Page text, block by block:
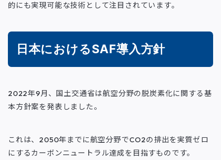
的にも実現可能な技術として注目されています。
日本におけるSAF導入方針
2022年9月、国土交通省は航空分野の脱炭素化に関する基
本方針案を発表しました。
これは、2050年までに航空分野でCO2の排出を実質ゼロ
にするカーボンニュートラル達成を目指すものです。